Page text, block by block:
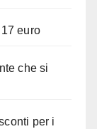
euro
che si
per i